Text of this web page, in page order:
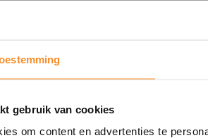
gebruik van cookies
om content en advertenties te